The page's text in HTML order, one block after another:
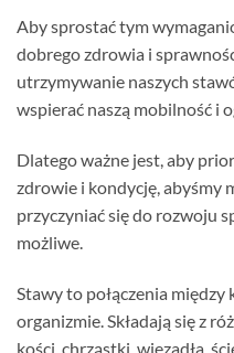
Aby sprostać tym
dobrego zdrowia i
utrzymywanie naszych
wspierać naszą mobilność i
Dlatego ważne jest, aby
zdrowie i kondycję, abyśmy
przyczyniać się do rozwoju
możliwe.
Stawy to połączenia
organizmie. Składają się z
kości, chrząstki, więzadła,